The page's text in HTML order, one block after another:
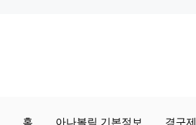
홈 아나볼릭 기본정보 경구